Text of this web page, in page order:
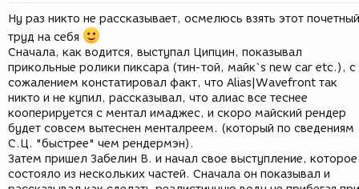
Ну раз никто не рассказывает, осмелюсь взять этот почетный
труд на себя
Сначала, как водится, выступал Ципцин, показывал
прикольные ролики пиксара (тин-той, майк`s new car etc.), с
сожалением констатировал факт, что Alias|Wavefront так
никто и не купил, рассказывал, что алиас все теснее
кооперируется с ментал имаджес, и скоро майский рендер
будет совсем вытеснен менталреем. (который по сведениям
С.Ц. "быстрее" чем рендермэн).
Затем пришел Забелин В. и начал свое выступление, которое
состояло из нескольких частей. Сначала он показывал и